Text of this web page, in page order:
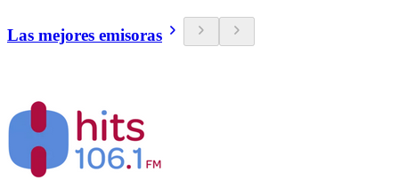
Las mejores emisoras